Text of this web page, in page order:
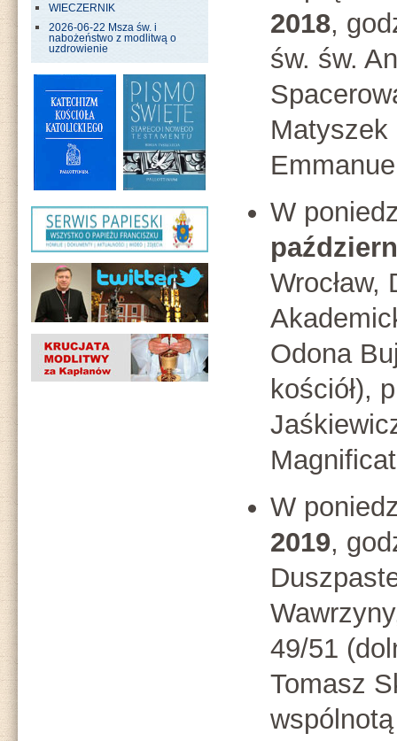
WIECZERNIK
2026-06-22 Msza św. i
nabożeństwo z modlitwą o
uzdrowienie
2018,
św. św.
Matyszek
W
Wrocław,
Odona
kościół),
Magnificat
W
2019,
49/51
Tomasz